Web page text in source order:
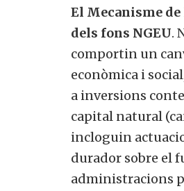
El Mecanisme
dels fons NGEU.
comportin un
econòmica i
a inversions
capital natural
incloguin
durador sobre el
administracions